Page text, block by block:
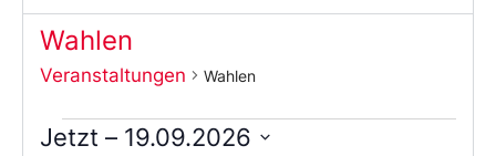
Wahlen
Veranstaltungen Wahlen
Jetzt – 19.09.2026